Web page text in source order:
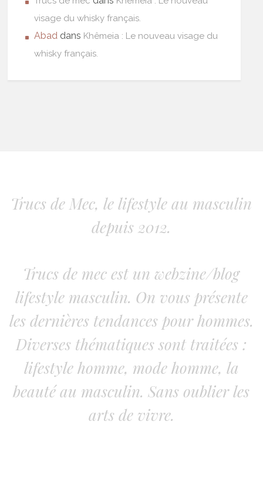
visage du whisky français.
Abad dans Khêmeia : Le nouveau visage du
whisky français.
Trucs de Mec, le lifestyle au masculin
depuis 2012.
Trucs de mec est un webzine/blog
lifestyle masculin. On vous présente
les dernières tendances pour hommes.
Diverses thématiques sont traitées :
lifestyle homme, mode homme, la
beauté au masculin. Sans oublier les
arts de vivre.